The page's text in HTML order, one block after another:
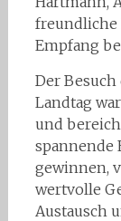
freundliche
Empfang
Der Besuch
Landtag
und
spannende
gewinnen,
wertvolle
Austausch